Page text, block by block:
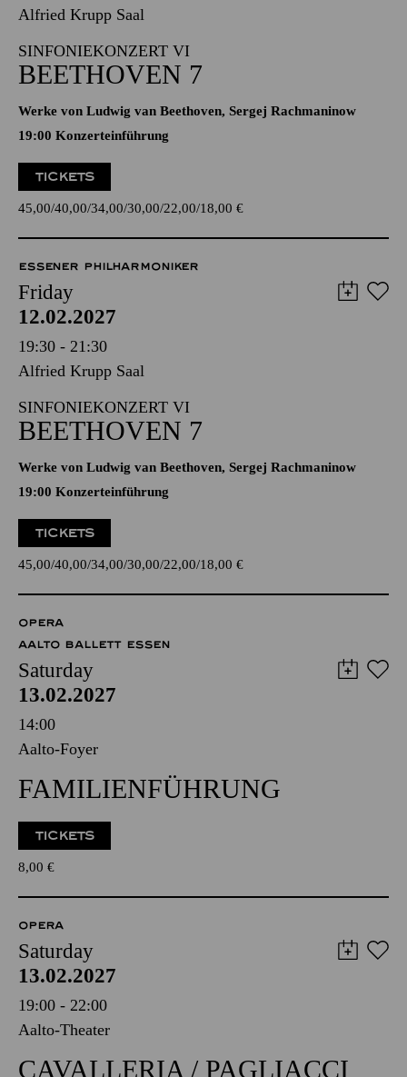
Alfried Krupp Saal
SINFONIEKONZERT VI
BEETHOVEN 7
Werke von Ludwig van Beethoven, Sergej Rachmaninow
19:00 Konzerteinführung
TICKETS
45,00 40,00 34,00 30,00 22,00 18,00 €
ESSENER PHILHARMONIKER
Friday
12.02.2027
19:30 - 21:30
Alfried Krupp Saal
SINFONIEKONZERT VI
BEETHOVEN 7
Werke von Ludwig van Beethoven, Sergej Rachmaninow
19:00 Konzerteinführung
TICKETS
45,00 40,00 34,00 30,00 22,00 18,00 €
OPERA
AALTO BALLETT ESSEN
Saturday
13.02.2027
14:00
Aalto-Foyer
FAMILIENFÜHRUNG
TICKETS
8,00 €
OPERA
Saturday
13.02.2027
19:00 - 22:00
Aalto-Theater
CAVALLERIA / PAGLIACCI